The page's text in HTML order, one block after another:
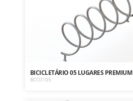
BICICLETÁRIO 05 LUGARES PREMIUM
BCC0105